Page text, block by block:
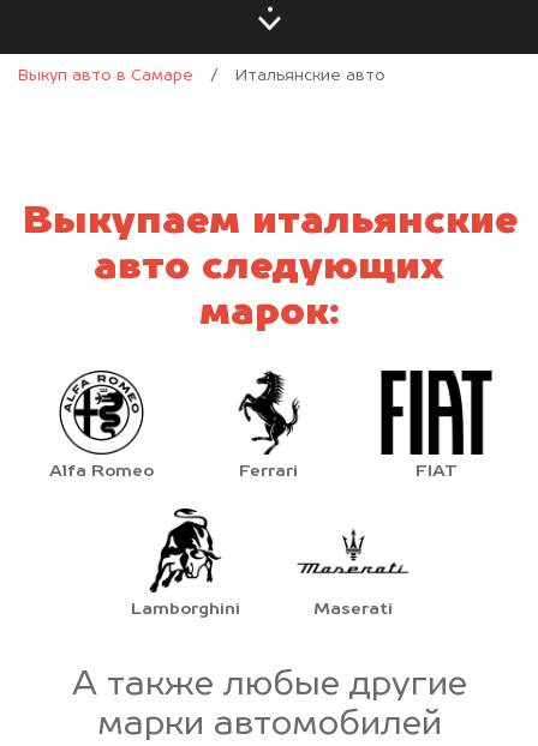
Выкуп авто в Самаре / Итальянские авто
Выкупаем итальянские
авто следующих
марок:
Alfa Romeo Ferrari FIAT
Lamborghini Maserati
А также любые другие
марки автомобилей